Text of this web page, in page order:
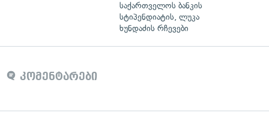
საქართველოს ბანკის
სტიპენდიატის, ლუკა
ხუნდაძის რჩევები
კომენტარები